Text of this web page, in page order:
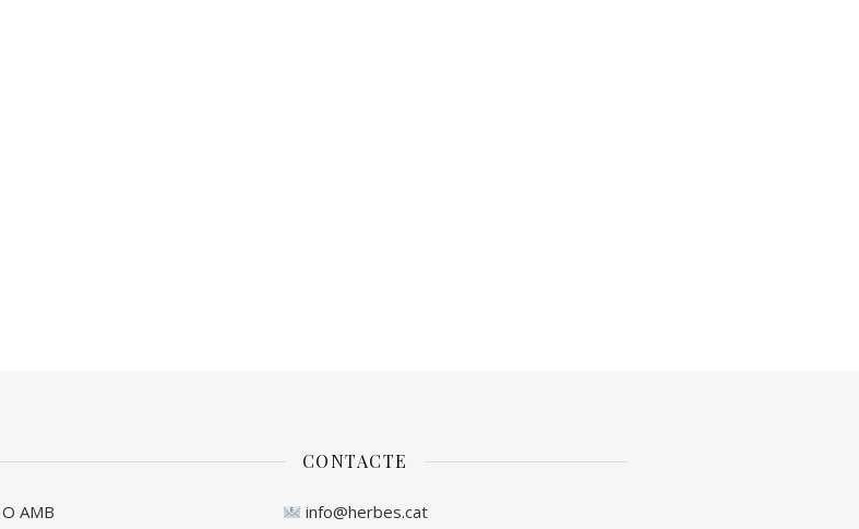
O AMB
CONTACTE
info@herbes.cat